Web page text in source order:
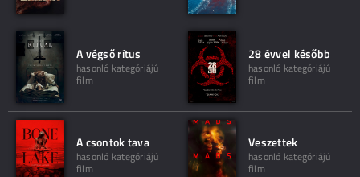
A végső rítus
hasonló kategóriájú
film
28 évvel később
hasonló kategóriájú
film
A csontok tava
hasonló kategóriájú
film
Veszettek
hasonló kategóriájú
film